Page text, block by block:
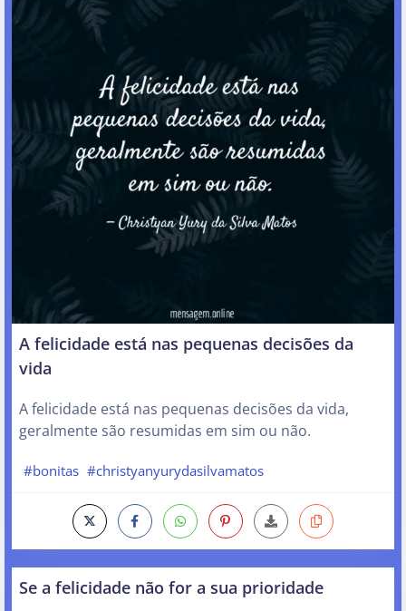
A felicidade está nas pequenas decisões da
vida
A felicidade está nas pequenas decisões da vida,
geralmente são resumidas em sim ou não.
#bonitas #christyanyurydasilvamatos
Se a felicidade não for a sua prioridade